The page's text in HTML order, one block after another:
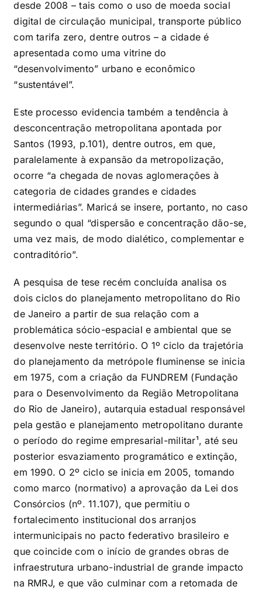
desde 2008 – tais como o uso de moeda social
digital de circulação municipal, transporte público
com tarifa zero, dentre outros – a cidade é
apresentada como uma vitrine do
“desenvolvimento” urbano e econômico
“sustentável”.
Este processo evidencia também a tendência à
desconcentração metropolitana apontada por
Santos (1993, p.101), dentre outros, em que,
paralelamente à expansão da metropolização,
ocorre “a chegada de novas aglomerações à
categoria de cidades grandes e cidades
intermediárias”. Maricá se insere, portanto, no caso
segundo o qual “dispersão e concentração dão-se,
uma vez mais, de modo dialético, complementar e
contraditório”.
A pesquisa de tese recém concluída analisa os
dois ciclos do planejamento metropolitano do Rio
de Janeiro a partir de sua relação com a
problemática sócio-espacial e ambiental que se
desenvolve neste território. O 1º ciclo da trajetória
do planejamento da metrópole fluminense se inicia
em 1975, com a criação da FUNDREM (Fundação
para o Desenvolvimento da Região Metropolitana
do Rio de Janeiro), autarquia estadual responsável
pela gestão e planejamento metropolitano durante
o período do regime empresarial-militar¹, até seu
posterior esvaziamento programático e extinção,
em 1990. O 2º ciclo se inicia em 2005, tomando
como marco (normativo) a aprovação da Lei dos
Consórcios (nº. 11.107), que permitiu o
fortalecimento institucional dos arranjos
intermunicipais no pacto federativo brasileiro e
que coincide com o início de grandes obras de
infraestrutura urbano-industrial de grande impacto
na RMRJ, e que vão culminar com a retomada de